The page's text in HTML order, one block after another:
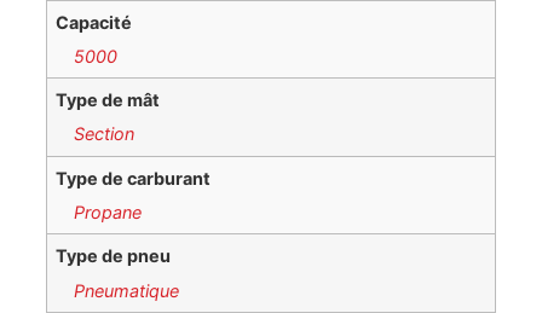
Capacité
5000
Type de mât
Section
Type de carburant
Propane
Type de pneu
Pneumatique